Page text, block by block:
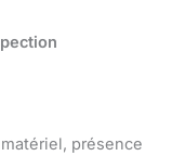
présence